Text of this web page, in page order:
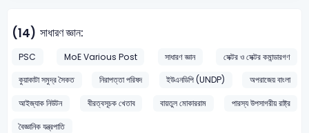
(14) সাধারণ জ্ঞান:
PSC MoE Various Post সাধারণ জ্ঞান
সেক্টর ও সেক্টর কমান্ডারগণ
কুয়াকাটা সমুদ্র সৈকত
নিরাপত্তা পরিষদ ইউএনডিপি (UNDP)
অপরাজেয় বাংলা
আইজ্যাক নিউটন
বীরত্বসূচক খেতাব বায়তুল মোকাররাম
পারস্য উপসাগরীয় রাষ্ট্র
বৈজ্ঞানিক যন্ত্রপাতি